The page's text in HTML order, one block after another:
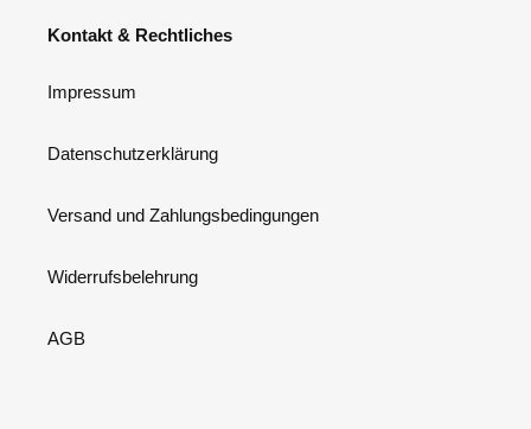
Kontakt & Rechtliches
Impressum
Datenschutzerklärung
Versand und Zahlungsbedingungen
Widerrufsbelehrung
AGB